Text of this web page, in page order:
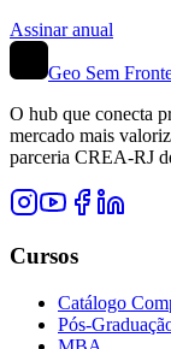
Assinar anual
Geo Sem
O hub que conecta
mercado mais
parceria CREA-RJ
Cursos
Catálogo
Pós-